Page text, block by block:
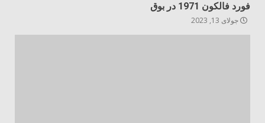
فورد فالکون 1971 در بوق
جولای 13, 2023